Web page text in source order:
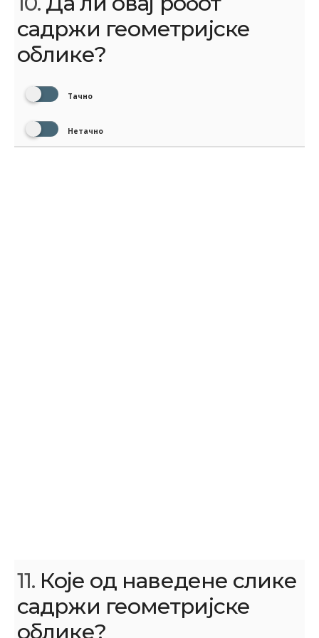
садржи геометријске
облике?
Тачно
Нетачно
11. Које од наведене слике
садржи геометријске
облике?